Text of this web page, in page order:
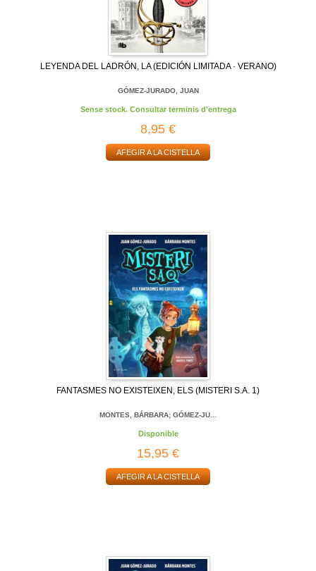
LEYENDA DEL LADRÓN, LA (EDICIÓN LIMITADA · VERANO)
GÓMEZ-JURADO, JUAN
Sense stock. Consultar terminis d'entrega
8,95 €
AFEGIR A LA CISTELLA
FANTASMES NO EXISTEIXEN, ELS (MISTERI S.A. 1)
MONTES, BÁRBARA; GÓMEZ-JU...
Disponible
15,95 €
AFEGIR A LA CISTELLA